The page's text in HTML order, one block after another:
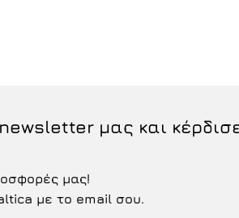
μας και
μας!
με το email σου.